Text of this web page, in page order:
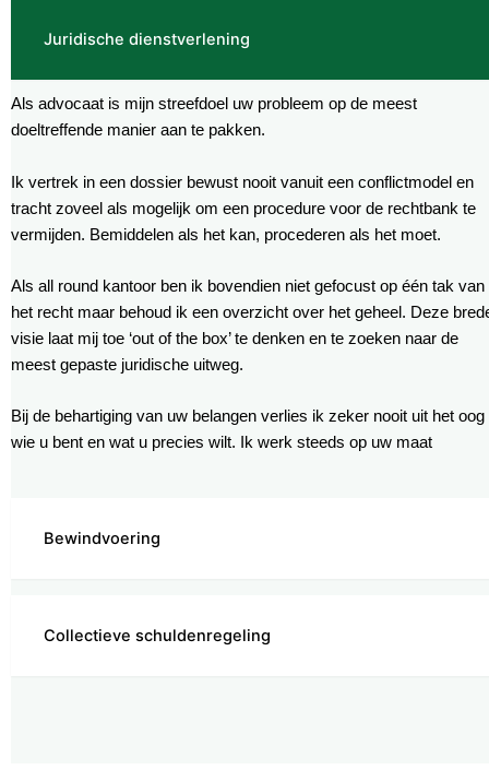
Juridische dienstverlening
Bewindvoering
Collectieve schuldenregeling
Als advocaat is mijn streefdoel uw probleem op de meest
doeltreffende manier aan te pakken.
Ik vertrek in een dossier bewust nooit vanuit een conflictmodel en
tracht zoveel als mogelijk om een procedure voor de rechtbank te
vermijden. Bemiddelen als het kan, procederen als het moet.
Als all round kantoor ben ik bovendien niet gefocust op één tak van
het recht maar behoud ik een overzicht over het geheel. Deze
visie laat mij toe ‘out of the box’ te denken en te zoeken naar de
meest gepaste juridische uitweg.
Bij de behartiging van uw belangen verlies ik zeker nooit uit het oog
wie u bent en wat u precies wilt. Ik werk steeds op uw maat